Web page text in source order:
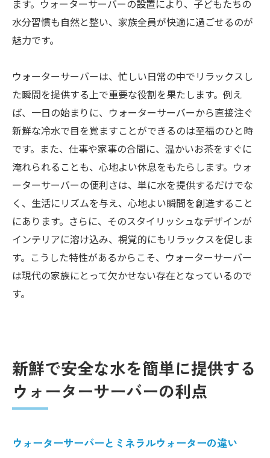
ます。ウォーターサーバーの設置により、子どもたちの
水分習慣も自然と整い、家族全員が快適に過ごせるのが
魅力です。
ウォーターサーバーは、忙しい日常の中でリラックスし
た瞬間を提供する上で重要な役割を果たします。例え
ば、一日の始まりに、ウォーターサーバーから直接注ぐ
新鮮な冷水で目を覚ますことができるのは至福のひと時
です。また、仕事や家事の合間に、温かいお茶をすぐに
淹れられることも、心地よい休息をもたらします。ウォ
ーターサーバーの便利さは、単に水を提供するだけでな
く、生活にリズムを与え、心地よい瞬間を創造すること
にあります。さらに、そのスタイリッシュなデザインが
インテリアに溶け込み、視覚的にもリラックスを促しま
す。こうした特性があるからこそ、ウォーターサーバー
は現代の家族にとって欠かせない存在となっているので
す。
新鮮で安全な水を簡単に提供する
ウォーターサーバーの利点
ウォーターサーバーとミネラルウォーターの違い